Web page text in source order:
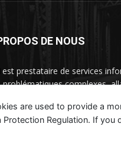
DE NOUS
est prestataire de services
problématiques complexes,
are used to provide a
Regulation. If